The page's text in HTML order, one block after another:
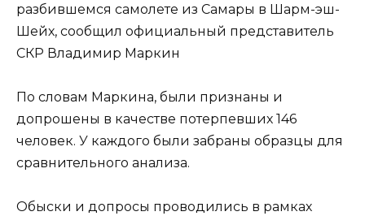
разбившемся самолете из Самары в Шарм-эш-
Шейх, сообщил официальный представитель
СКР Владимир Маркин
По словам Маркина, были признаны и
допрошены в качестве потерпевших 146
человек. У каждого были забраны образцы для
сравнительного анализа.
Обыски и допросы проводились в рамках